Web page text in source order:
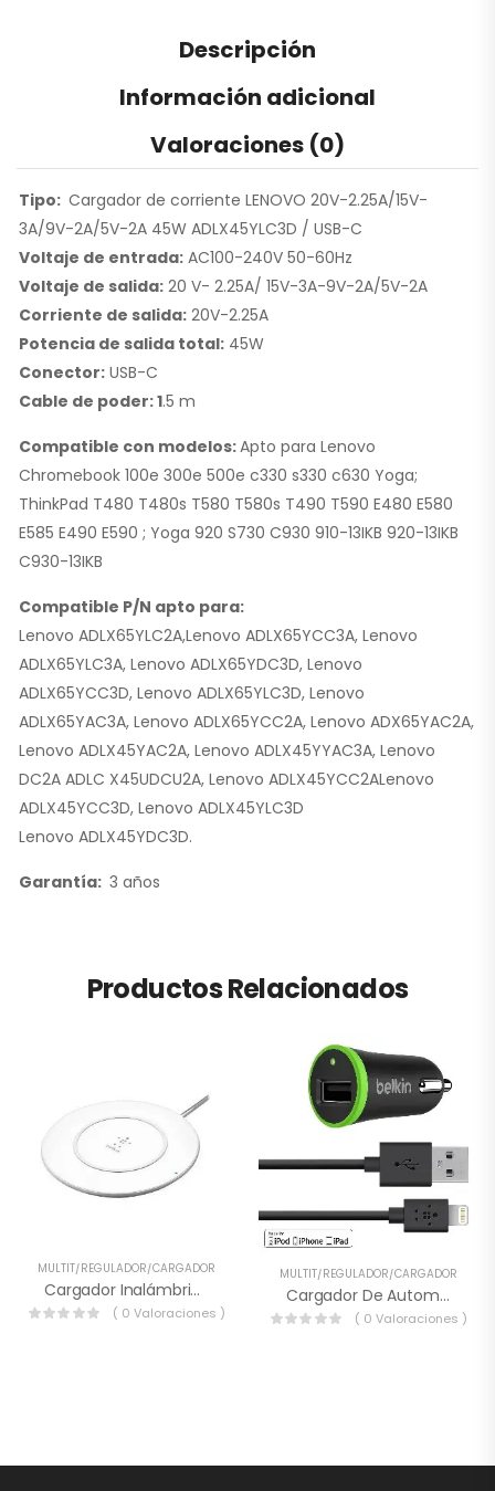
Descripción
Información adicional
Valoraciones (0)
Tipo: Cargador de corriente LENOVO 20V-2.25A/15V-
3A/9V-2A/5V-2A 45W ADLX45YLC3D / USB-C
Voltaje de entrada: AC100-240V 50-60Hz
Voltaje de salida: 20 V- 2.25A/ 15V-3A-9V-2A/5V-2A
Corriente de salida: 20V-2.25A
Potencia de salida total: 45W
Conector: USB-C
Cable de poder: 1.5 m
Compatible con modelos:Apto para Lenovo
Chromebook 100e 300e 500e c330 s330 c630 Yoga;
ThinkPad T480 T480s T580 T580s T490 T590 E480 E580
E585 E490 E590 ; Yoga 920 S730 C930 910-13IKB 920-13IKB
C930-13IKB
Compatible P/N apto para:
Lenovo ADLX65YLC2A,Lenovo ADLX65YCC3A, Lenovo
ADLX65YLC3A, Lenovo ADLX65YDC3D, Lenovo
ADLX65YCC3D, Lenovo ADLX65YLC3D, Lenovo
ADLX65YAC3A, Lenovo ADLX65YCC2A, Lenovo ADX65YAC2A,
Lenovo ADLX45YAC2A, Lenovo ADLX45YYAC3A, Lenovo
DC2A ADLC X45UDCU2A, Lenovo ADLX45YCC2ALenovo
ADLX45YCC3D, Lenovo ADLX45YLC3D
Lenovo ADLX45YDC3D.
Garantía: 3 años
Productos Relacionados
MULTIT/REGULADOR/CARGADOR
Cargador Inalámbrico BOOST UP 7.5W/Iphone Belkin.
( 0 Valoraciones )
MULTIT/REGULADOR/CARGADOR
Cargador De Automóvil Lightning-USB Belkin.
( 0 Valoraciones )